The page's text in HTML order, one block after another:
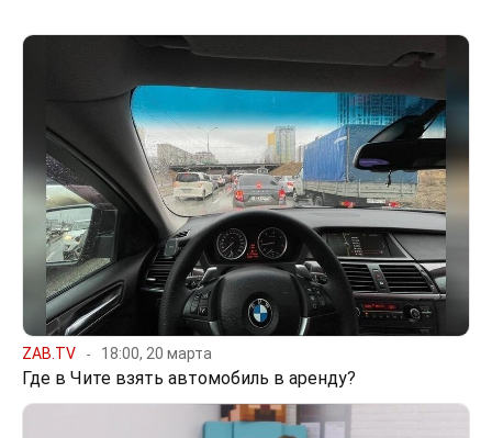
ZAB.TV 18:00, 20 марта
Где в Чите взять автомобиль в аренду?